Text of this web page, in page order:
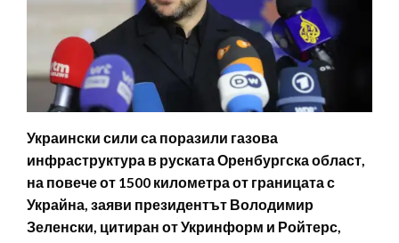
Украински сили са поразили газова
инфраструктура в руската Оренбургска област,
на повече от 1500 километра от границата с
Украйна, заяви президентът Володимир
Зеленски, цитиран от Укринформ и Ройтерс,